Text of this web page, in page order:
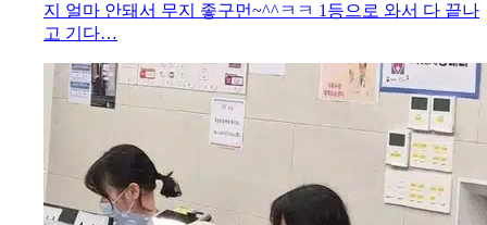
지 얼마 안돼서 무지 좋구먼~^^ㅋㅋ 1등으로 와서 다 끝나
고 기다…